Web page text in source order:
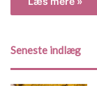
Seneste indlæg